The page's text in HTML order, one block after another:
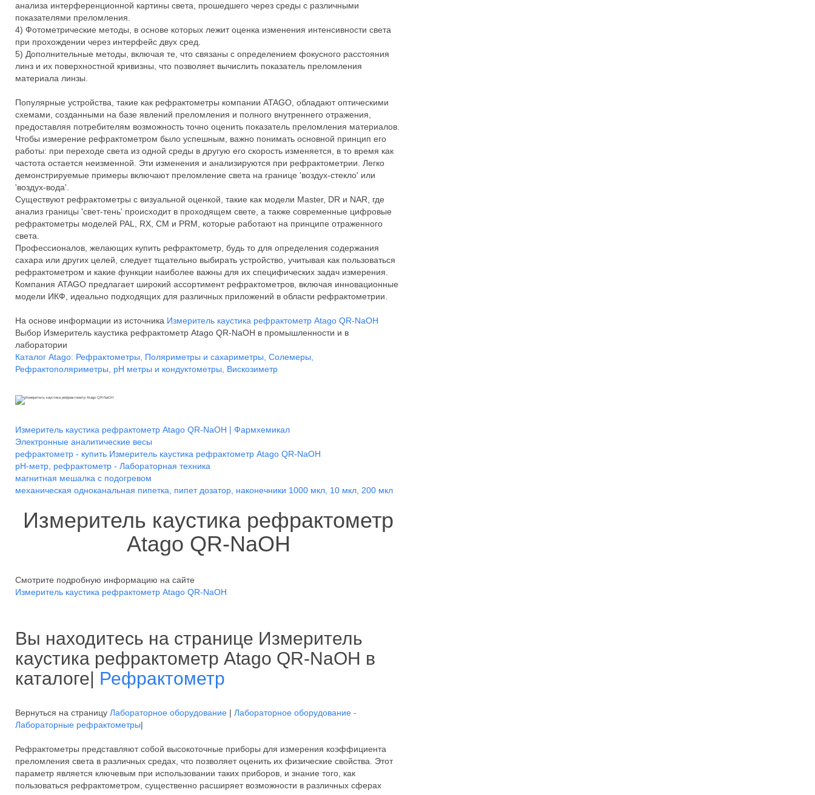
анализа интерференционной картины света, прошедшего через среды с различными
показателями преломления.
4) Фотометрические методы, в основе которых лежит оценка изменения интенсивности света
при прохождении через интерфейс двух сред.
5) Дополнительные методы, включая те, что связаны с определением фокусного расстояния
линз и их поверхностной кривизны, что позволяет вычислить показатель преломления
материала линзы.
Популярные устройства, такие как рефрактометры компании ATAGO, обладают оптическими
схемами, созданными на базе явлений преломления и полного внутреннего отражения,
предоставляя потребителям возможность точно оценить показатель преломления материалов.
Чтобы измерение рефрактометром было успешным, важно понимать основной принцип его
работы: при переходе света из одной среды в другую его скорость изменяется, в то время как
частота остается неизменной. Эти изменения и анализируются при рефрактометрии. Легко
демонстрируемые примеры включают преломление света на границе 'воздух-стекло' или
'воздух-вода'.
Существуют рефрактометры с визуальной оценкой, такие как модели Master, DR и NAR, где
анализ границы 'свет-тень' происходит в проходящем свете, а также современные цифровые
рефрактометры моделей PAL, RX, CM и PRM, которые работают на принципе отраженного
света.
Профессионалов, желающих купить рефрактометр, будь то для определения содержания
сахара или других целей, следует тщательно выбирать устройство, учитывая как пользоваться
рефрактометром и какие функции наиболее важны для их специфических задач измерения.
Компания ATAGO предлагает широкий ассортимент рефрактометров, включая инновационные
модели ИКФ, идеально подходящих для различных приложений в области рефрактометрии.
На основе информации из источника Измеритель каустика рефрактометр Atago QR-NaOH
Выбор Измеритель каустика рефрактометр Atago QR-NaOH в промышленности и в
лаборатории
Каталог Atago: Рефрактометры, Поляриметры и сахариметры, Солемеры,
Рефрактополяриметры, pH метры и кондуктометры, Вискозиметр
Измеритель каустика рефрактометр Atago QR-NaOH | Фармхемикал
Электронные аналитические весы
рефрактометр - купить Измеритель каустика рефрактометр Atago QR-NaOH
pH-метр, рефрактометр - Лабораторная техника
магнитная мешалка c подогревом
механическая одноканальная пипетка, пипет дозатор, наконечники 1000 мкл, 10 мкл, 200 мкл
Измеритель каустика рефрактометр
Atago QR-NaOH
Смотрите подробную информацию на сайте
Измеритель каустика рефрактометр Atago QR-NaOH
Вы находитесь на странице Измеритель
каустика рефрактометр Atago QR-NaOH в
каталоге| Рефрактометр
Вернуться на страницу Лабораторное оборудование | Лабораторное оборудование -
Лабораторные рефрактометры|
Рефрактометры представляют собой высокоточные приборы для измерения коэффициента
преломления света в различных средах, что позволяет оценить их физические свойства. Этот
параметр является ключевым при использовании таких приборов, и знание того, как
пользоваться рефрактометром, существенно расширяет возможности в различных сферах